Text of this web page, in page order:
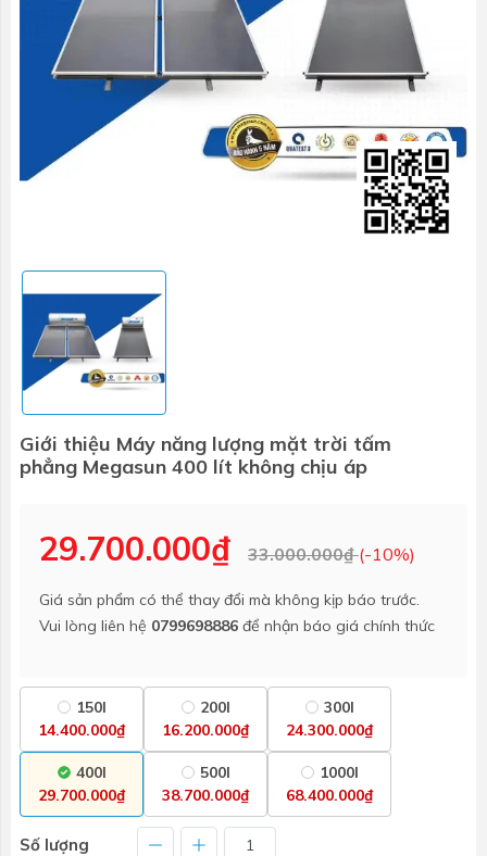
Giới thiệu Máy năng lượng mặt trời tấm
phẳng Megasun 400 lít không chịu áp
29.700.000₫ 33.000.000₫(-10%)
Giá sản phẩm có thể thay đổi mà không kịp báo trước.
Vui lòng liên hệ 0799698886 để nhận báo giá chính thức
150l
14.400.000₫
200l
16.200.000₫
300l
24.300.000₫
400l
29.700.000₫
500l
38.700.000₫
1000l
68.400.000₫
Số lượng